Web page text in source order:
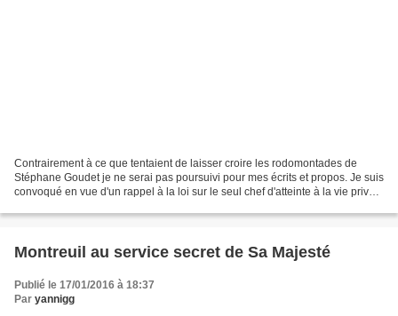
Contrairement à ce que tentaient de laisser croire les rodomontades de
Stéphane Goudet je ne serai pas poursuivi pour mes écrits et propos. Je suis
convoqué en vue d'un rappel à la loi sur le seul chef d'atteinte à la vie privée
Montreuil au service secret de Sa Majesté
Publié le 17/01/2016 à 18:37
Par yannigg